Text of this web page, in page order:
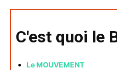
C'est quoi le
Le MOUVEMENT